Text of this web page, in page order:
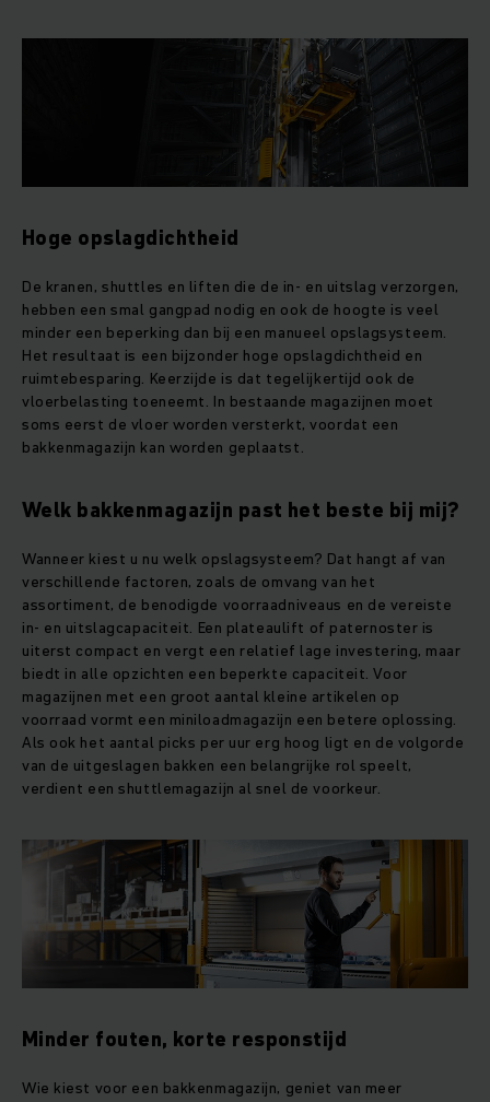
Hoge opslagdichtheid
De kranen, shuttles en liften die de in- en uitslag verzorgen,
hebben een smal gangpad nodig en ook de hoogte is veel
minder een beperking dan bij een manueel opslagsysteem.
Het resultaat is een bijzonder hoge opslagdichtheid en
ruimtebesparing. Keerzijde is dat tegelijkertijd ook de
vloerbelasting toeneemt. In bestaande magazijnen moet
soms eerst de vloer worden versterkt, voordat een
bakkenmagazijn kan worden geplaatst.
Welk bakkenmagazijn past het beste bij mij?
Wanneer kiest u nu welk opslagsysteem? Dat hangt af van
verschillende factoren, zoals de omvang van het
assortiment, de benodigde voorraadniveaus en de vereiste
in- en uitslagcapaciteit. Een plateaulift of paternoster is
uiterst compact en vergt een relatief lage investering, maar
biedt in alle opzichten een beperkte capaciteit. Voor
magazijnen met een groot aantal kleine artikelen op
voorraad vormt een miniloadmagazijn een betere oplossing.
Als ook het aantal picks per uur erg hoog ligt en de volgorde
van de uitgeslagen bakken een belangrijke rol speelt,
verdient een shuttlemagazijn al snel de voorkeur.
Minder fouten, korte responstijd
Wie kiest voor een bakkenmagazijn, geniet van meer